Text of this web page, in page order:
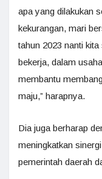
apa yang dilakukan
kekurangan, mari
tahun 2023 nanti
bekerja, dalam
membantu
maju,” harapnya.
Dia juga berharap
meningkatkan
pemerintah daerah